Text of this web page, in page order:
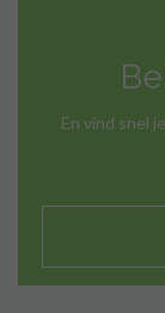
En vind snel